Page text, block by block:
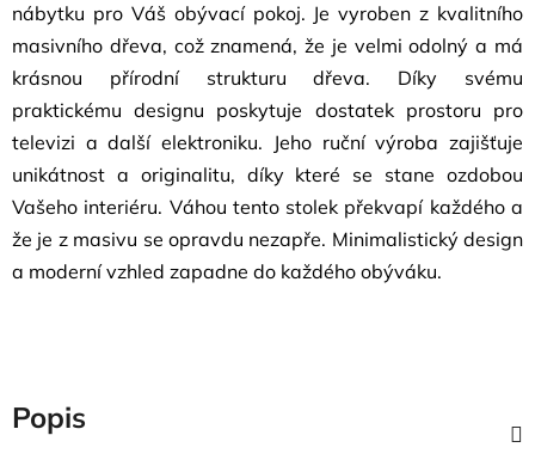
nábytku pro Váš obývací pokoj. Je vyroben z kvalitního
masivního dřeva, což znamená, že je velmi odolný a má
krásnou přírodní strukturu dřeva. Díky svému
praktickému designu poskytuje dostatek prostoru pro
televizi a další elektroniku. Jeho ruční výroba zajišťuje
unikátnost a originalitu, díky které se stane ozdobou
Vašeho interiéru. Váhou tento stolek překvapí každého a
že je z masivu se opravdu nezapře. Minimalistický design
a moderní vzhled zapadne do každého obýváku.
Popis